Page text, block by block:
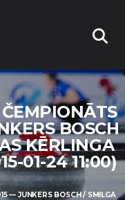
BOSCH
KĒRLINGA
01-24 11:00)
— JUNKERS BOSCH / SMILGA